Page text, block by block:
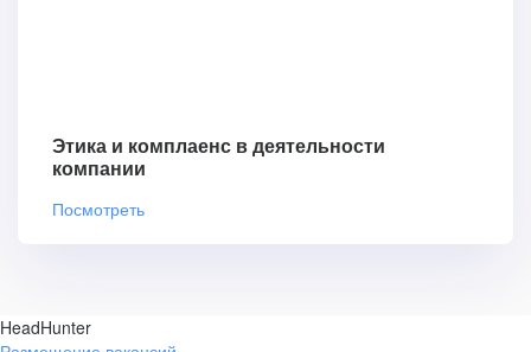
Этика и комплаенс в деятельности
компании
Посмотреть
HeadHunter